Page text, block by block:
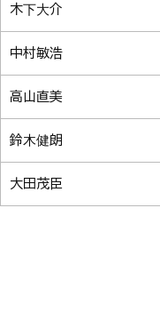
木下大介
中村敏浩
高山直美
鈴木健朗
大田茂臣